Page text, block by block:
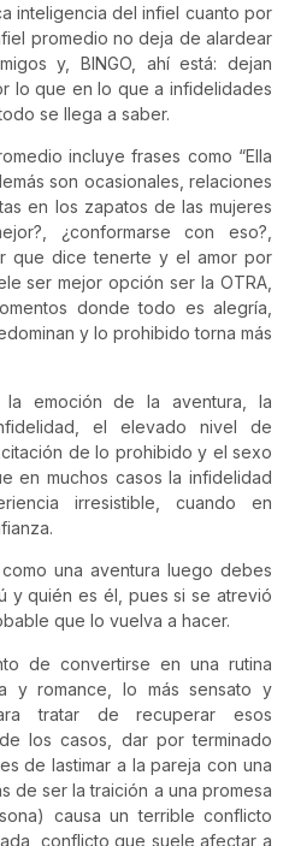
inteligencia del infiel cuanto por
promedio no deja de alardear
y, BINGO, ahí está: dejan
lo que en lo que a infidelidades
se llega a saber.
incluye frases como “Ella
son ocasionales, relaciones
en los zapatos de las mujeres
¿conformarse con eso?,
que dice tenerte y el amor por
ser mejor opción ser la OTRA,
donde todo es alegría,
y lo prohibido torna más
la emoción de la aventura, la
el elevado nivel de
de lo prohibido y el sexo
en muchos casos la infidelidad
irresistible, cuando en
una aventura luego debes
y quién es él, pues si se atrevió
que lo vuelva a hacer.
de convertirse en una rutina
y romance, lo más sensato y
tratar de recuperar esos
los casos, dar por terminado
de lastimar a la pareja con una
de ser la traición a una promesa
causa un terrible conflicto
conflicto que suele afectar a